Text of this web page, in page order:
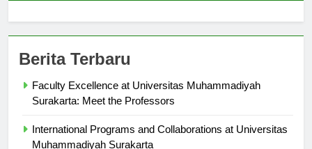
Faculty Excellence at Universitas Muhammadiyah
International Programs and Collaborations at Universitas